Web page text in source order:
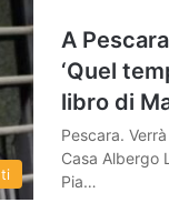
A
‘Quel
libro di
Pescara.
Casa Albergo
Pia…